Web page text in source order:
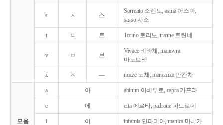
s ㅅ 스
Sorrento 소렌토, asma 아스마,
sasso 사소
t ㅌ 트 Torino 토리노, tranne 트란네
v ㅂ 브
Vivace 비바체, manovra
마노브라
z ㅊ ― nozze 노체, mancanza 만칸차
모음
a 아 abituro 아비투로, capra 카프라
e 에 erta 에르타, padrone 파드로네
i 이 infamia 인파미아, manica 마니카